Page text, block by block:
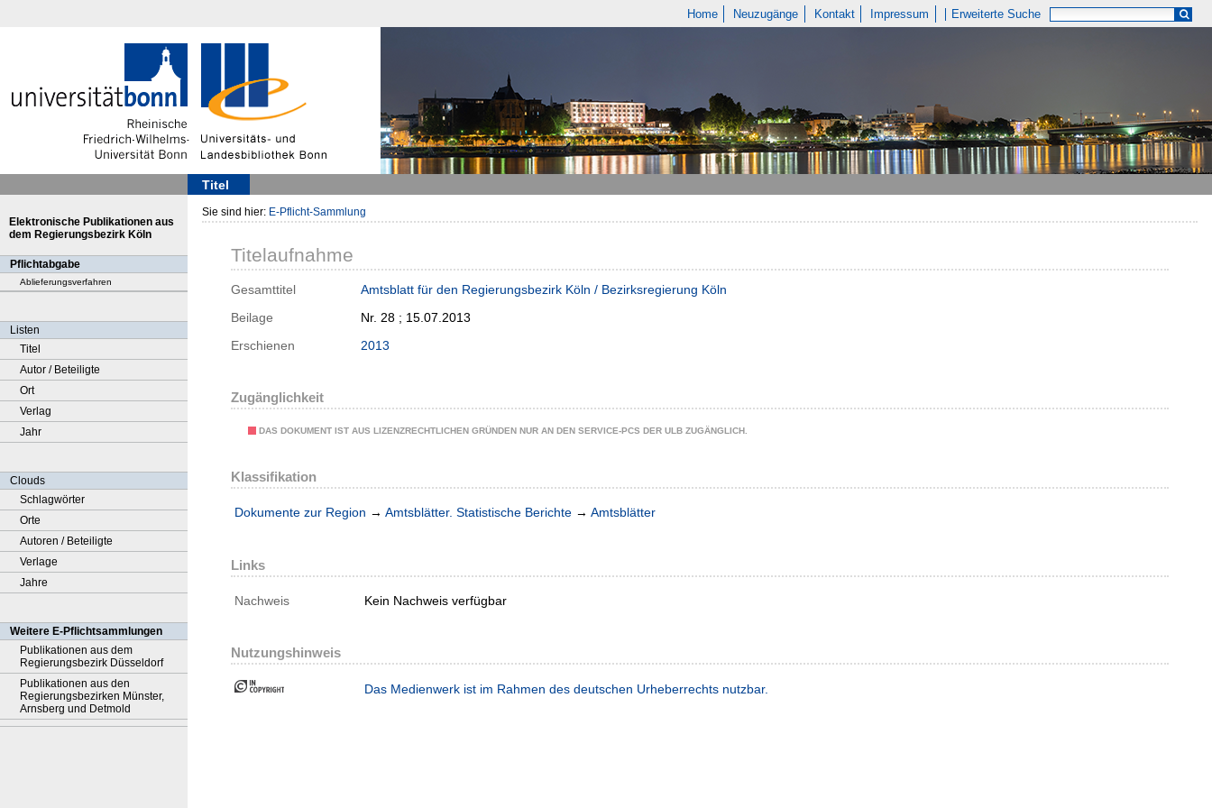
Home Neuzugänge Kontakt Impressum Erweiterte Suche
Titel
Elektronische Publikationen aus
dem Regierungsbezirk Köln
Pflichtabgabe
Ablieferungsverfahren
Listen
Titel
Autor / Beteiligte
Ort
Verlag
Jahr
Clouds
Schlagwörter
Orte
Autoren / Beteiligte
Verlage
Jahre
Weitere E-Pflichtsammlungen
Publikationen aus dem
Regierungsbezirk Düsseldorf
Publikationen aus den
Regierungsbezirken Münster,
Arnsberg und Detmold
Sie sind hier: E-Pflicht-Sammlung
Titelaufnahme
Gesamttitel
Amtsblatt für den Regierungsbezirk Köln / Bezirksregierung Köln
Beilage
Nr. 28 ; 15.07.2013
Erschienen
2013
Zugänglichkeit
DAS DOKUMENT IST AUS LIZENZRECHTLICHEN GRÜNDEN NUR AN DEN SERVICE-PCS DER ULB ZUGÄNGLICH.
Klassifikation
Dokumente zur Region → Amtsblätter. Statistische Berichte → Amtsblätter
Links
Nachweis Kein Nachweis verfügbar
Nutzungshinweis
Das Medienwerk ist im Rahmen des deutschen Urheberrechts nutzbar.